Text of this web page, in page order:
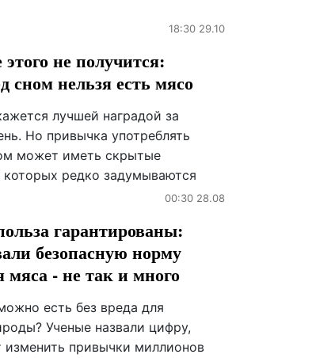
18:30 29.10
не получится:
сном нельзя есть мясо
лучшей наградой за
Но привычка употреблять
может иметь скрытые
которых редко задумываются
00:30 28.08
гарантированы:
безопасную норму
мяса - не так и много
есть без вреда для
Ученые назвали цифру,
привычки миллионов